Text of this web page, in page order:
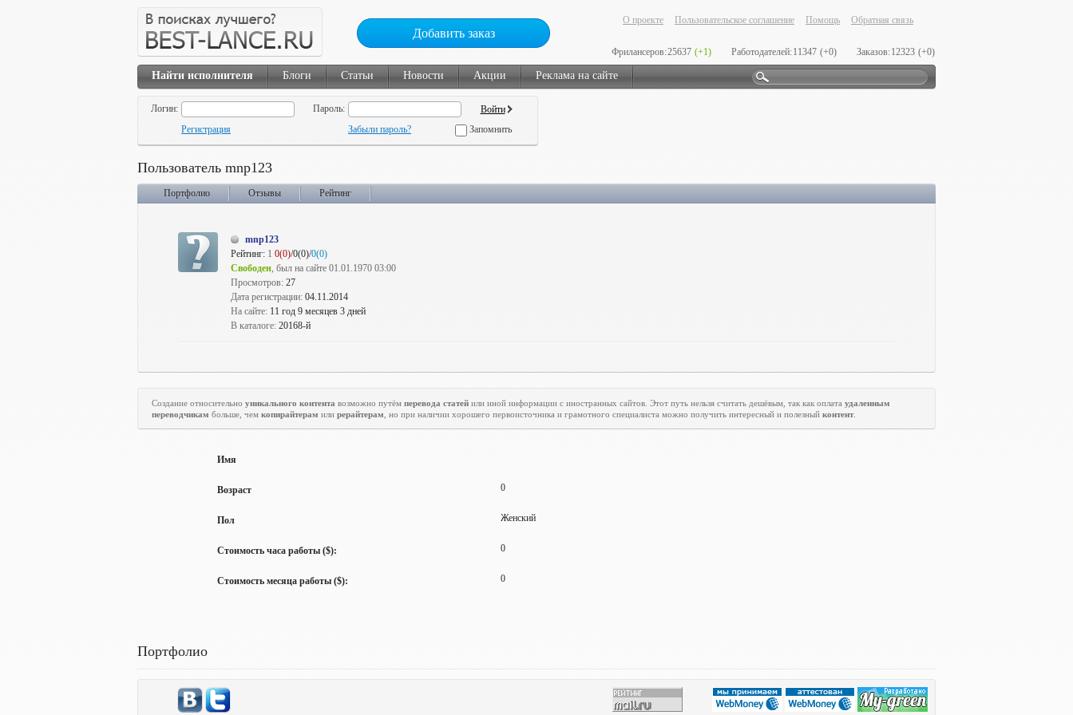
Добавить заказ
О проекте Пользовательское соглашение Помощь Обратная связь
Фрилансеров:25637 (+1) Работодателей:11347 (+0) Заказов:12323 (+0)
Найти исполнителя Блоги Статьи Новости Акции Реклама на сайте
Логин:
Пароль:
Регистрация
Забыли пароль? Запомнить
Пользователь mnp123
Портфолио Отзывы Рейтинг
mnp123
Рейтинг: 1 0(0)/0(0)/0(0)
Свободен, был на сайте 01.01.1970 03:00
Просмотров: 27
Дата регистрации: 04.11.2014
На сайте: 11 год 9 месяцев 3 дней
В каталоге: 20168-й
Создание относительно уникального контента возможно путём перевода статей или иной информации с иностранных сайтов. Этот путь нельзя считать дешёвым, так как оплата удаленным
переводчикам больше, чем копирайтерам или рерайтерам , но при наличии хорошего первоисточника и грамотного специалиста можно получить интересный и полезный контент.
Имя
Возраст 0
Пол Женский
Стоимость часа работы ($): 0
Стоимость месяца работы ($): 0
Портфолио